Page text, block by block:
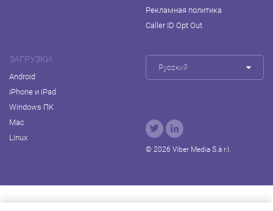
Рекламная политика
Caller ID Opt Out
ЗАГРУЗКИ
Android
iPhone и iPad
Windows ПК
Mac
Linux
Русский
© 2026 Viber Media S.à r.l.